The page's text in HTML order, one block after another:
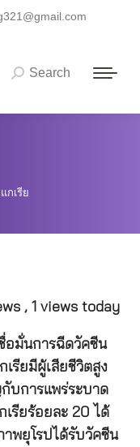
Search:
Search
กเรีย
, 1 views today
อมั่นการฉีดวัคซีน
เรียมีผู้เสียชีวิตสูง
บการแพร่ระบาด
รียร้อยละ 20 ได้
พยุโรปได้รับวัคซีน